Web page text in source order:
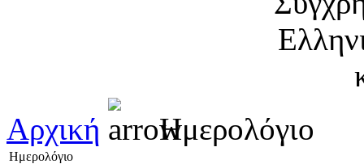
Αρχική Ημερολόγιο
Ημερολόγιο